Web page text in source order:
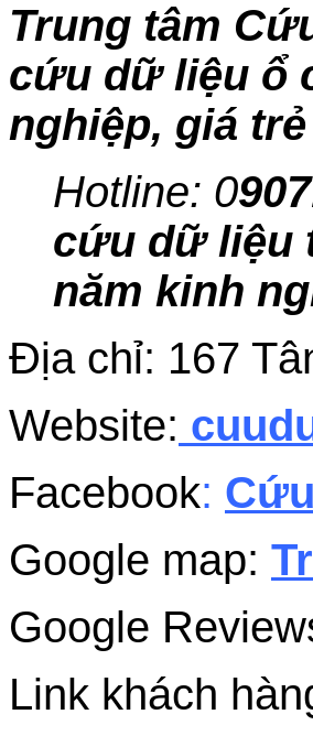
Trung tâm
cứu dữ liệu ổ
nghiệp, giá
Hotline: 0
cứu dữ liệu
năm kinh
Địa chỉ: 167
Website:
Facebook:
Google map:
Google
Link khách